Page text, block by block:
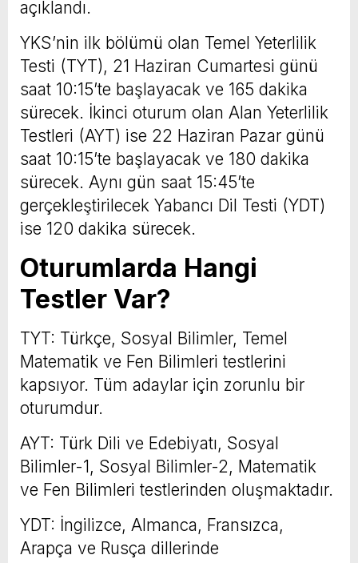
açıklandı.
YKS’nin ilk bölümü olan Temel Yeterlilik
Testi (TYT), 21 Haziran Cumartesi günü
saat 10:15’te başlayacak ve 165 dakika
sürecek. İkinci oturum olan Alan Yeterlilik
Testleri (AYT) ise 22 Haziran Pazar günü
saat 10:15’te başlayacak ve 180 dakika
sürecek. Aynı gün saat 15:45’te
gerçekleştirilecek Yabancı Dil Testi (YDT)
ise 120 dakika sürecek.
Oturumlarda Hangi
Testler Var?
TYT: Türkçe, Sosyal Bilimler, Temel
Matematik ve Fen Bilimleri testlerini
kapsıyor. Tüm adaylar için zorunlu bir
oturumdur.
AYT: Türk Dili ve Edebiyatı, Sosyal
Bilimler-1, Sosyal Bilimler-2, Matematik
ve Fen Bilimleri testlerinden oluşmaktadır.
YDT: İngilizce, Almanca, Fransızca,
Arapça ve Rusça dillerinde